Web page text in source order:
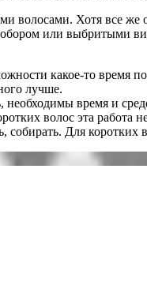
Хотя все же
или выбритыми
какое-то время
лучше.
необходимы время и
волос эта работа
Для коротких